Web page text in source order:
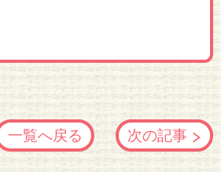
一覧へ戻る 次の記事